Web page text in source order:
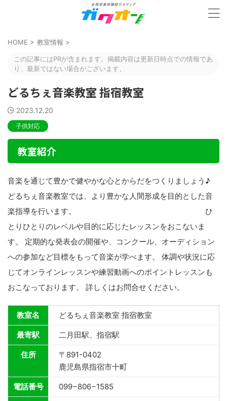
HOME > 教室情報 >
この記事にはPRが含まれます。掲載内容は更新日時点での情報であ
り、最新ではない場合がございます。
どるちぇ音楽教室 指宿教室
2023.12.20
子供対応
教室紹介
音楽を通じて豊かで健やかな心とからだをつくりましょう♪
どるちぇ音楽教室では、より豊かな人間形成を目的とした音
楽指導を行います。 ひ
とりひとりのレベルや目的に応じたレッスンをおこないま
す。 定期的な発表会の開催や、コンクール、オーディション
への参加など目標をもって音楽が学べます。 体調や状況に応
じてオンラインレッスンや練習動画へのポイントレッスンも
おこなっております。 詳しくはお問合せください。
教室名 どるちぇ音楽教室 指宿教室
最寄駅 二月田駅、指宿駅
住所
〒891-0402
鹿児島県指宿市十町
電話番号 099−806−1585